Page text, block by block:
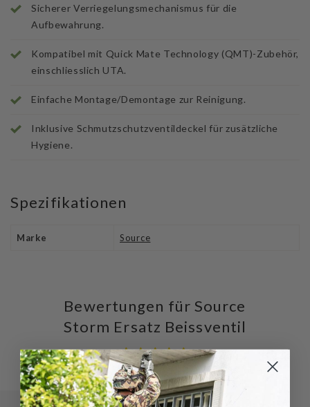
Sicherer Verriegelungsmechanismus für die
Aufbewahrung.
Kompatibel mit Quick Mate Technology (QMT)-Zubehör,
einschliesslich UTA.
Einfache Montage/Demontage zur Reinigung.
Inklusive Schmutzschutzventildeckel für zusätzliche
Hygiene.
Spezifikationen
Marke Source
Bewertungen für Source
Storm Ersatz Beissventil
Schreiben Sie die erste Bewertung